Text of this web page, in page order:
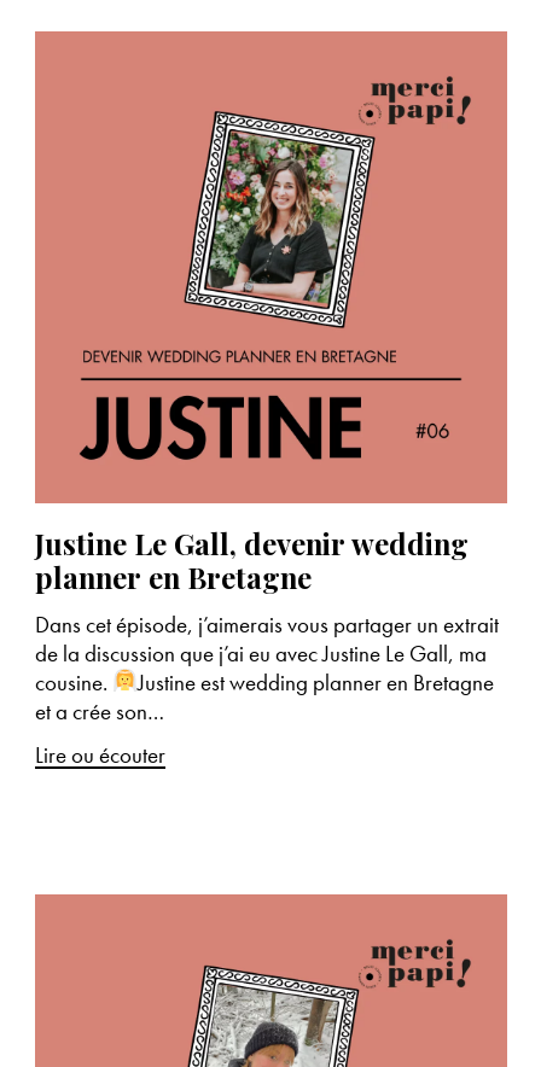
Justine Le Gall, devenir wedding
planner en Bretagne
Dans cet épisode, j’aimerais vous partager un extrait
de la discussion que j’ai eu avec Justine Le Gall, ma
cousine.
Justine est wedding planner en Bretagne
et a crée son…
Lire ou écouter